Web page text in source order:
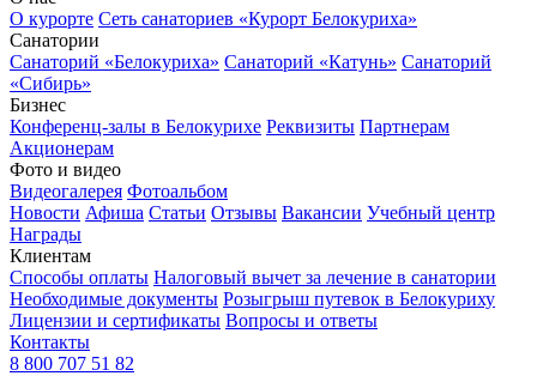
О курорте Сеть санаториев «Курорт Белокуриха»
Санатории
Санаторий «Белокуриха» Санаторий «Катунь» Санаторий
«Сибирь»
Бизнес
Конференц-залы в Белокурихе Реквизиты Партнерам
Акционерам
Фото и видео
Видеогалерея Фотоальбом
Новости Афиша Статьи Отзывы Вакансии Учебный центр
Награды
Клиентам
Способы оплаты Налоговый вычет за лечение в санатории
Необходимые документы Розыгрыш путевок в Белокуриху
Лицензии и сертификаты Вопросы и ответы
Контакты
8 800 707 51 82